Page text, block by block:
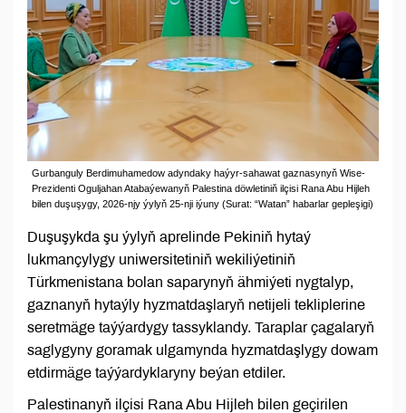
Gurbanguly Berdimuhamedow adyndaky haýyr-sahawat gaznasynyň Wise-
Prezidenti Oguljahan Atabaýewanyň Palestina döwletiniň ilçisi Rana Abu Hijleh
bilen duşuşygy, 2026-njy ýylyň 25-nji iýuny (Surat: “Watan” habarlar gepleşigi)
Duşuşykda şu ýylyň aprelinde Pekiniň hytaý
lukmançylygy uniwersitetiniň wekiliýetiniň
Türkmenistana bolan saparynyň ähmiýeti nygtalyp,
gaznanyň hytaýly hyzmatdaşlaryň netijeli tekliplerine
seretmäge taýýardygy tassyklandy. Taraplar çagalaryň
saglygyny goramak ulgamynda hyzmatdaşlygy dowam
etdirmäge taýýardyklaryny beýan etdiler.
Palestinanyň ilçisi Rana Abu Hijleh bilen geçirilen